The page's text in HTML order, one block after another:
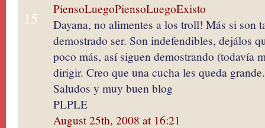
15
PiensoLuegoPiensoLuegoExisto
Dayana, no alimentes a los troll! Más si son
demostrado ser. Son indefendibles, dejálos
poco más, así siguen demostrando (todavía
dirigir. Creo que una cucha les queda grande.
Saludos y muy buen blog
PLPLE
August 25th, 2008 at 16:21